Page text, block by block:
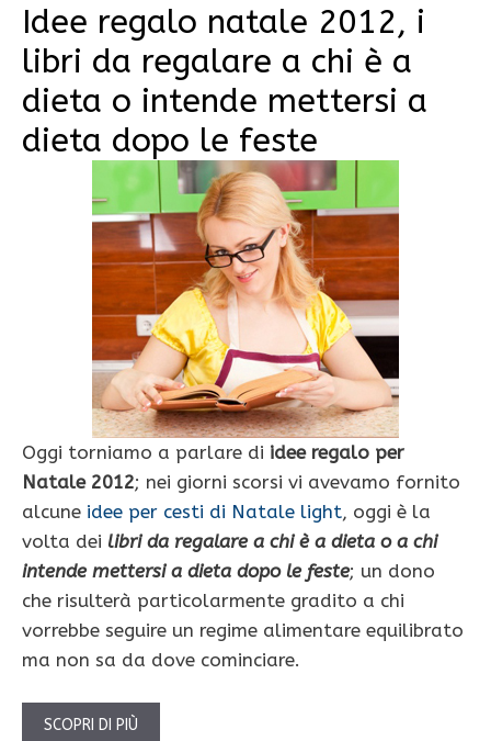
Idee regalo natale 2012, i
libri da regalare a chi è a
dieta o intende mettersi a
dieta dopo le feste
Oggi torniamo a parlare di idee regalo per
Natale 2012; nei giorni scorsi vi avevamo fornito
alcune idee per cesti di Natale light, oggi è la
volta dei libri da regalare a chi è a dieta o a chi
intende mettersi a dieta dopo le feste; un dono
che risulterà particolarmente gradito a chi
vorrebbe seguire un regime alimentare equilibrato
ma non sa da dove cominciare.
SCOPRI DI PIÙ